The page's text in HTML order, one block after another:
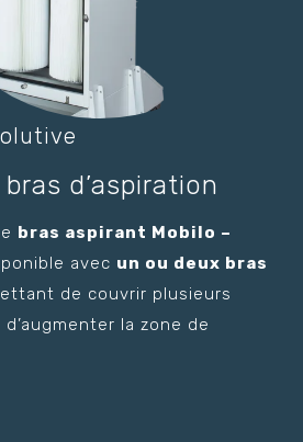
d’aspiration
bras aspirant Mobilo –
avec un ou deux bras
de couvrir plusieurs
la zone de